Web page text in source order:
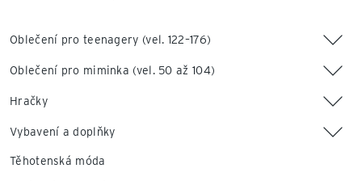
Oblečení pro teenagery (vel. 122–176)
Oblečení pro miminka (vel. 50 až 104)
Hračky
Vybavení a doplňky
Těhotenská móda